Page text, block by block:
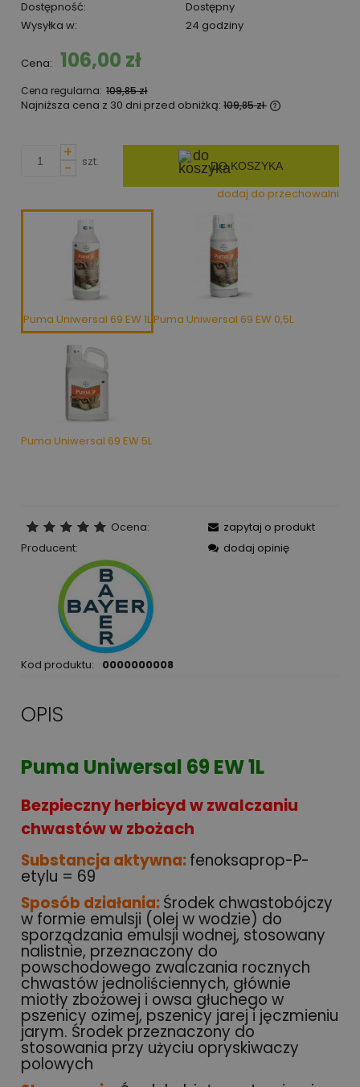
Dostępność:
Dostępny
Wysyłka w:
24 godziny
Cena: 106,00 zł
Cena regularna: 109,85 zł
Najniższa cena z 30 dni przed obniżką: 109,85 zł
Puma Uniwersal 69 EW 1LPuma Uniwersal 69 EW 0,5L
Puma Uniwersal 69 EW 5L
+
-
szt. DO KOSZYKA
dodaj do przechowalni
Ocena:
Producent:
Kod produktu: 0000000008
zapytaj o produkt
dodaj opinię
OPIS
Puma Uniwersal 69 EW 1L
Bezpieczny herbicyd w zwalczaniu
chwastów w zbożach
Substancja aktywna:fenoksaprop-P-
etylu = 69
Sposób działania:Środek chwastobójczy
w formie emulsji (olej w wodzie) do
sporządzania emulsji wodnej, stosowany
nalistnie, przeznaczony do
powschodowego zwalczania rocznych
chwastów jednoliściennych, głównie
miotły zbożowej i owsa głuchego w
pszenicy ozimej, pszenicy jarej i jęczmieniu
jarym. Środek przeznaczony do
stosowania przy użyciu opryskiwaczy
polowych